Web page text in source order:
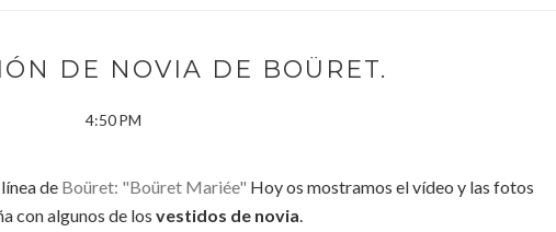
DE NOVIA DE BOÜRET.
4:50 PM
de Boüret: "Boüret Mariée" Hoy os mostramos el vídeo y las fotos
con algunos de los vestidos de novia.